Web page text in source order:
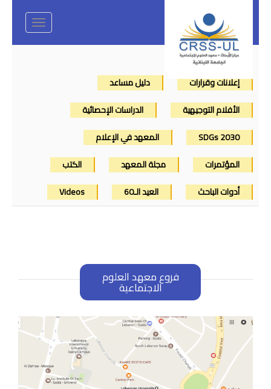
Toggle
navigation
إعلانات وقرارات
دليل مساعد
الأفلام التوجيهية
الدراسات الإحصائية
SDGs 2030
المعهد في الإعلام
المؤتمرات
مجلة المعهد
الكتب
أدوات الباحث
العيد الـ60 Videos
فروع معهد العلوم
الاجتماعية